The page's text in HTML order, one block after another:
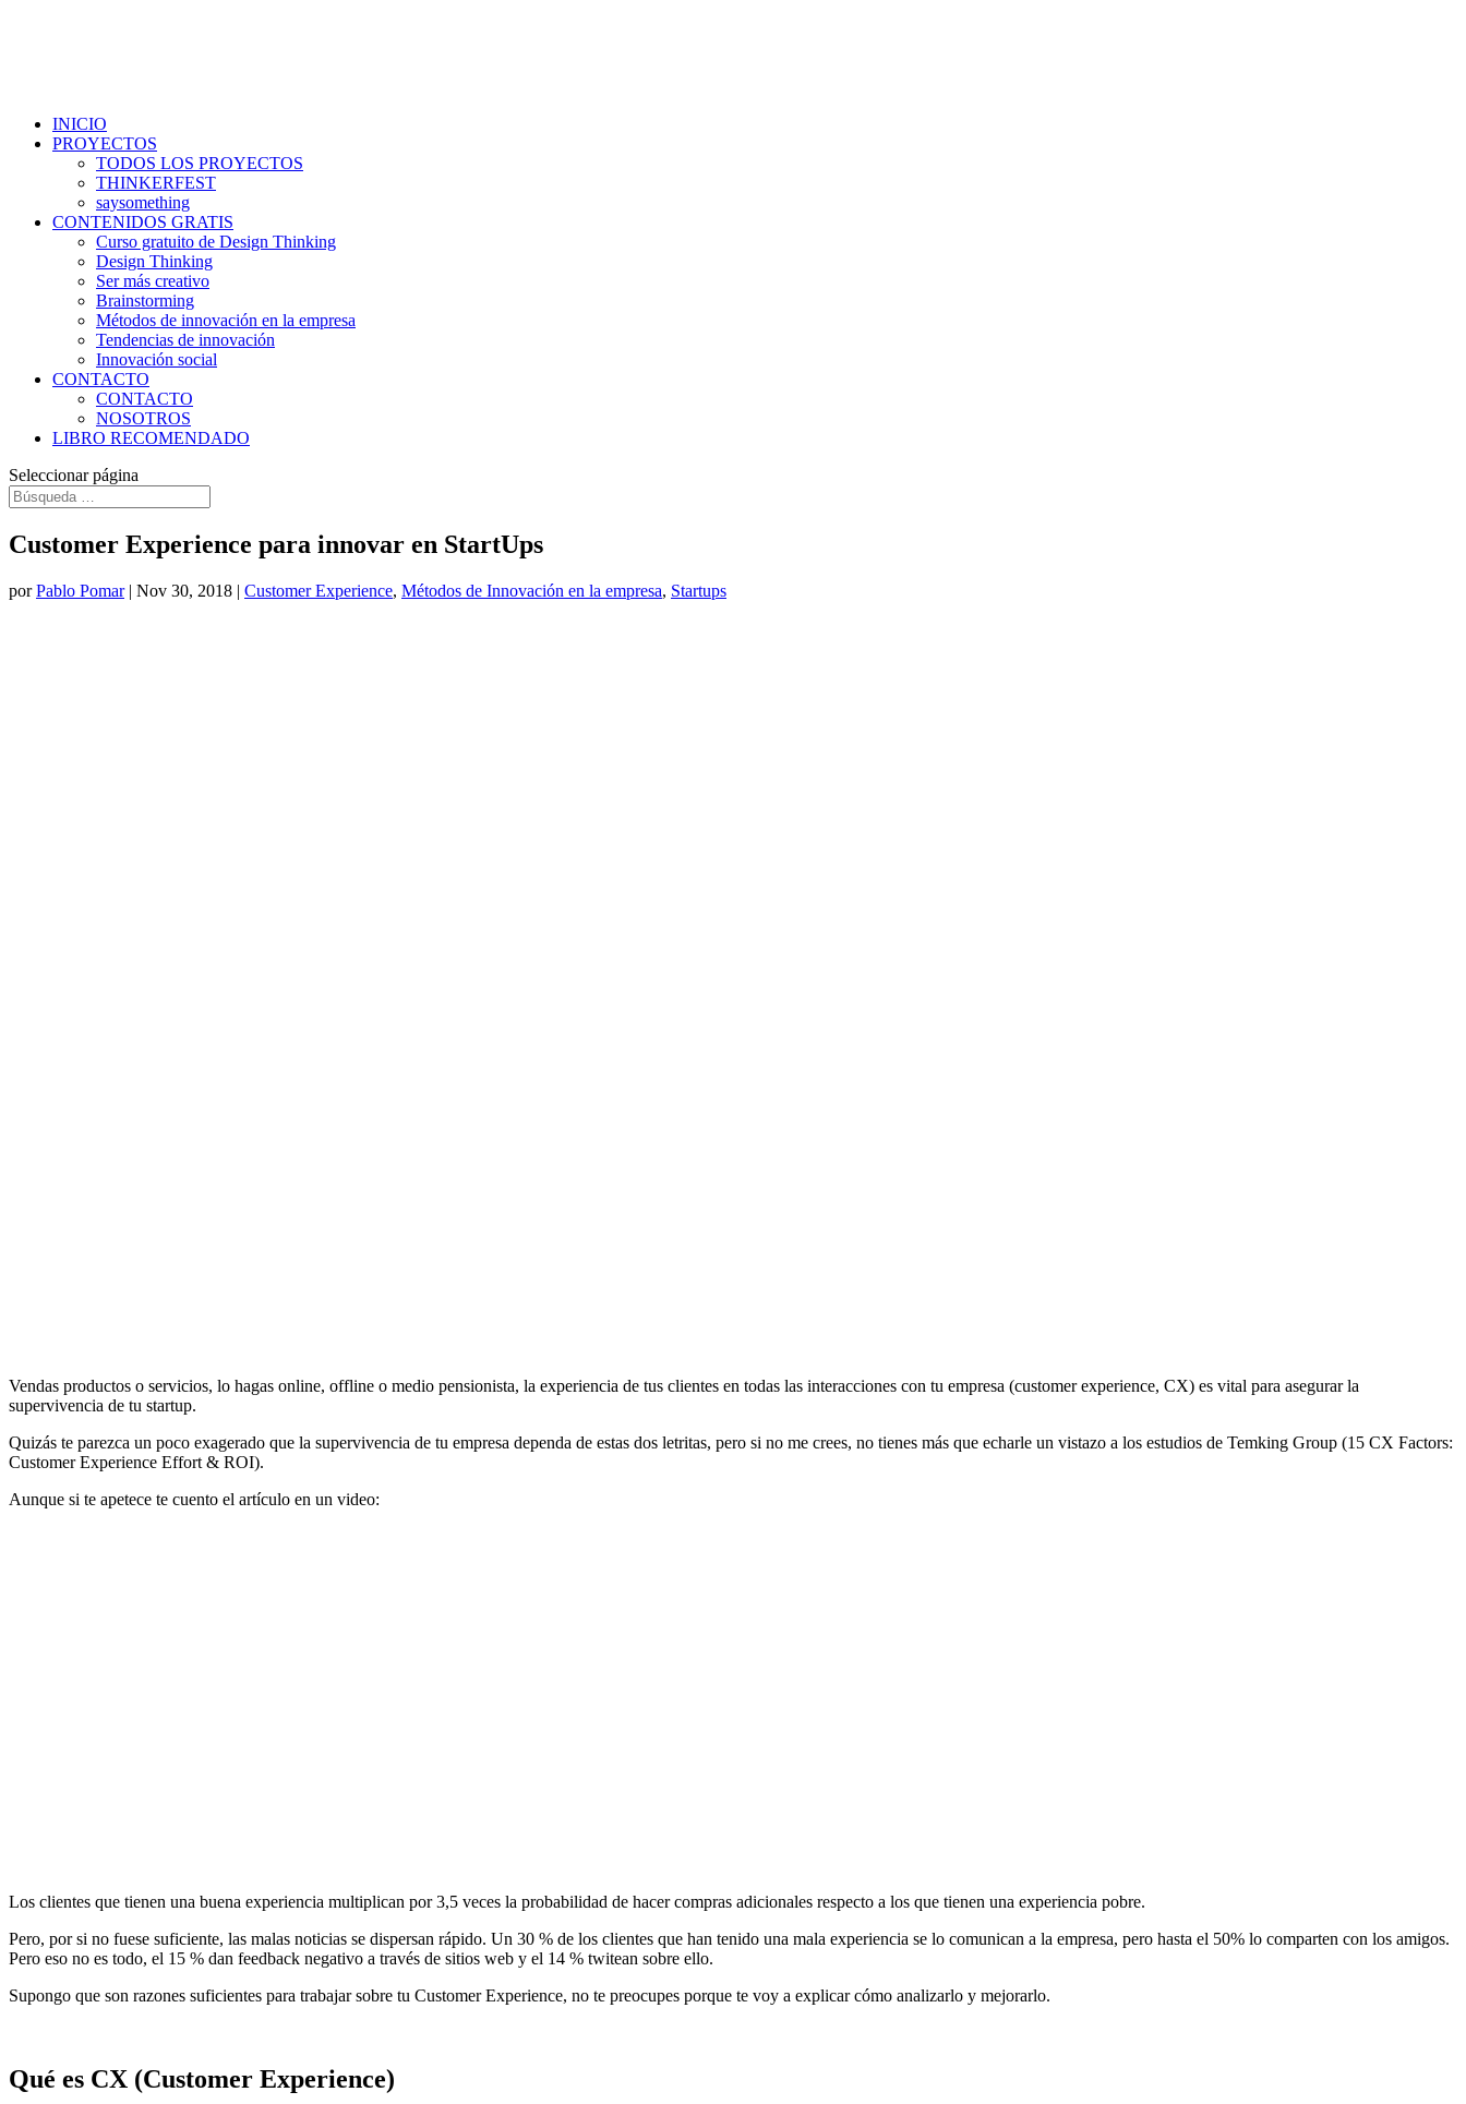
INICIO
PROYECTOS
TODOS LOS PROYECTOS
THINKERFEST
saysomething
CONTENIDOS GRATIS
Curso gratuito de Design Thinking
Design Thinking
Ser más creativo
Brainstorming
Métodos de innovación en la empresa
Tendencias de innovación
Innovación social
CONTACTO
CONTACTO
NOSOTROS
LIBRO RECOMENDADO
Seleccionar página
Customer Experience para innovar en StartUps
porPablo Pomar| Nov 30, 2018 | Customer Experience, Métodos de Innovación en la empresa, Startups
Vendas productos o servicios, lo hagas online, offline o medio pensionista, la experiencia de tus clientes en todas las interacciones con tu empresa (customer experience, CX) es vital para asegurar la
supervivencia de tu startup.
Quizás te parezca un poco exagerado que la supervivencia de tu empresa dependa de estas dos letritas, pero si no me crees, no tienes más que echarle un vistazo a los estudios de Temking Group (15 CX Factors:
Customer Experience Effort & ROI).
Aunque si te apetece te cuento el artículo en un video:
Los clientes que tienen una buena experiencia multiplican por 3,5 veces la probabilidad de hacer compras adicionales respecto a los que tienen una experiencia pobre.
Pero, por si no fuese suficiente, las malas noticias se dispersan rápido. Un 30 % de los clientes que han tenido una mala experiencia se lo comunican a la empresa, pero hasta el 50% lo comparten con los amigos.
Pero eso no es todo, el 15 % dan feedback negativo a través de sitios web y el 14 % twitean sobre ello.
Supongo que son razones suficientes para trabajar sobre tu Customer Experience, no te preocupes porque te voy a explicar cómo analizarlo y mejorarlo.
Qué es CX (Customer Experience)